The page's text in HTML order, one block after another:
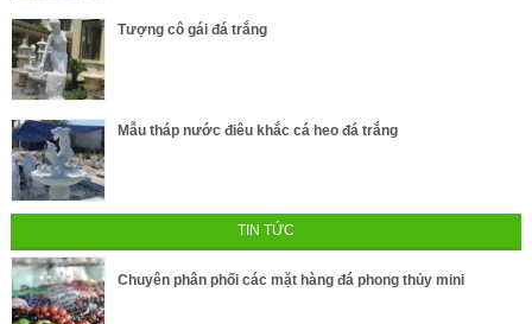
Tượng cô gái đá trắng
Mẫu tháp nước điêu khắc cá heo đá trắng
TIN TỨC
Chuyên phân phối các mặt hàng đá phong thủy mini